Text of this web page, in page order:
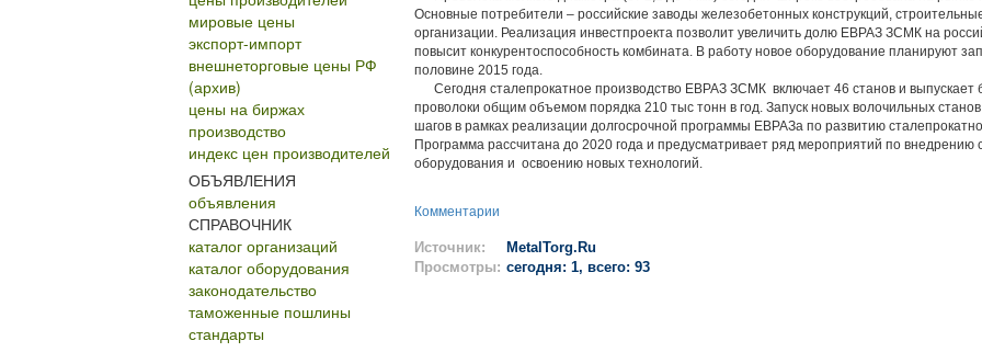
мировые цены
экспорт-импорт
внешнеторговые цены РФ
(архив)
цены на биржах
производство
индекс цен производителей
ОБЪЯВЛЕНИЯ
объявления
СПРАВОЧНИК
каталог организаций
каталог оборудования
законодательство
таможенные пошлины
стандарты
Основные потребители – российские заводы железобетонных конструкций,
организации. Реализация инвестпроекта позволит увеличить долю ЕВРАЗ ЗСМК на
повысит конкурентоспособность комбината. В работу новое оборудование планируют
половине 2015 года.
Сегодня сталепрокатное производство ЕВРАЗ ЗСМК включает 46 станов и выпускает
проволоки общим объемом порядка 210 тыс тонн в год. Запуск новых волочильных
шагов в рамках реализации долгосрочной программы ЕВРАЗа по развитию
Программа рассчитана до 2020 года и предусматривает ряд мероприятий по внедрению
оборудования и освоению новых технологий.
Комментарии
Источник:
MetalTorg.Ru
Просмотры: сегодня: 1, всего: 93